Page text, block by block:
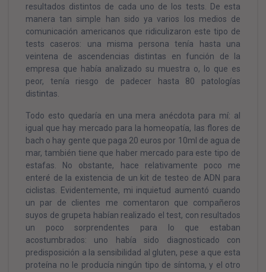
resultados distintos de cada uno de los tests. De esta
manera tan simple han sido ya varios los medios de
comunicación americanos que ridiculizaron este tipo de
tests caseros: una misma persona tenía hasta una
veintena de ascendencias distintas en función de la
empresa que había analizado su muestra o, lo que es
peor, tenía riesgo de padecer hasta 80 patologías
distintas.
Todo esto quedaría en una mera anécdota para mí: al
igual que hay mercado para la homeopatía, las flores de
bach o hay gente que paga 20 euros por 10ml de agua de
mar, también tiene que haber mercado para este tipo de
estafas. No obstante, hace relativamente poco me
enteré de la existencia de un kit de testeo de ADN para
ciclistas. Evidentemente, mi inquietud aumentó cuando
un par de clientes me comentaron que compañeros
suyos de grupeta habían realizado el test, con resultados
un poco sorprendentes para lo que estaban
acostumbrados: uno había sido diagnosticado con
predisposición a la sensibilidad al gluten, pese a que esta
proteína no le producía ningún tipo de síntoma, y el otro